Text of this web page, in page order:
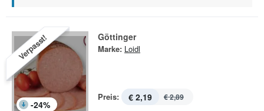
Verpasst!
-24%
Göttinger
Marke: Loidl
Preis: € 2,19 € 2,89